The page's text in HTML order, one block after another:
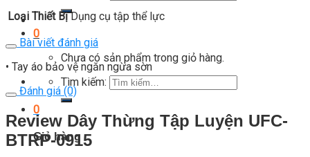
0
Chưa có sản phẩm trong giỏ hàng.
Tìm kiếm:
0
Giỏ hàng
Loại Thiết Bị Dụng cụ tập thể lực
Bài viết đánh giá
• Tay áo bảo vệ ngăn ngừa sờn
Đánh giá (0)
Review Dây Thừng Tập Luyện UFC-
BTRP-0915